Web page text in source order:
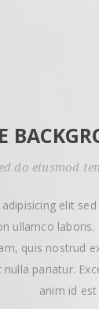
do eiusmod
elit
ullamco
quis
pariatur.
anim id